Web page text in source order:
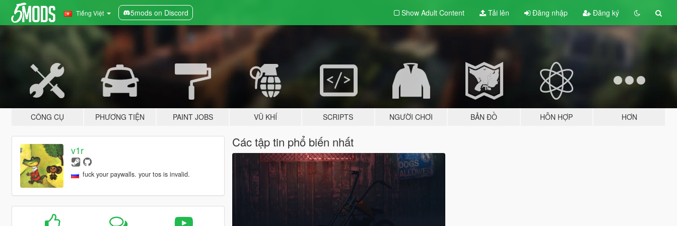
Tiếng Việt 5mods on Discord Show Adult Content Tải lên Đăng nhập Đăng ký
CÔNG CỤ PHƯƠNG TIỆN PAINT JOBS VŨ KHÍ SCRIPTS NGƯỜI CHƠI BẢN ĐỒ HỖN HỢP HƠN
v1r
fuck your paywalls. your tos is invalid.
Các tập tin phổ biến nhất